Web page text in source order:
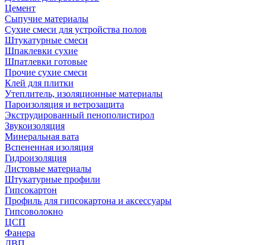
Цемент
Сыпучие материалы
Сухие смеси для устройства полов
Штукатурные смеси
Шпаклевки сухие
Шпатлевки готовые
Прочие сухие смеси
Клей для плитки
Утеплитель, изоляционные материалы
Пароизоляция и ветрозащита
Экструдированный пенополистирол
Звукоизоляция
Минеральная вата
Вспененная изоляция
Гидроизоляция
Листовые материалы
Штукатурные профили
Гипсокартон
Профиль для гипсокартона и аксессуары
Гипсоволокно
ЦСП
Фанера